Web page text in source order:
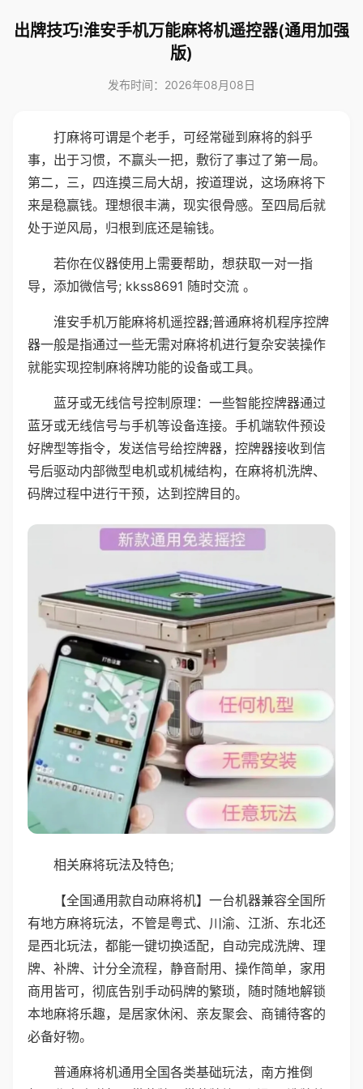
出牌技巧!淮安手机万能麻将机遥控器(通用加强
版)
发布时间：2026年08月08日
打麻将可谓是个老手，可经常碰到麻将的斜乎
事，出于习惯，不赢头一把，敷衍了事过了第一局。
第二，三，四连摸三局大胡，按道理说，这场麻将下
来是稳赢钱。理想很丰满，现实很骨感。至四局后就
处于逆风局，归根到底还是输钱。
若你在仪器使用上需要帮助，想获取一对一指
导，添加微信号; kkss8691 随时交流 。
淮安手机万能麻将机遥控器;普通麻将机程序控牌
器一般是指通过一些无需对麻将机进行复杂安装操作
就能实现控制麻将牌功能的设备或工具。
蓝牙或无线信号控制原理：一些智能控牌器通过
蓝牙或无线信号与手机等设备连接。手机端软件预设
好牌型等指令，发送信号给控牌器，控牌器接收到信
号后驱动内部微型电机或机械结构，在麻将机洗牌、
码牌过程中进行干预，达到控牌目的。
相关麻将玩法及特色;
【全国通用款自动麻将机】一台机器兼容全国所
有地方麻将玩法，不管是粤式、川渝、江浙、东北还
是西北玩法，都能一键切换适配，自动完成洗牌、理
牌、补牌、计分全流程，静音耐用、操作简单，家用
商用皆可，彻底告别手动码牌的繁琐，随时随地解锁
本地麻将乐趣，是居家休闲、亲友聚会、商铺待客的
必备好物。
普通麻将机通用全国各类基础玩法，南方推倒